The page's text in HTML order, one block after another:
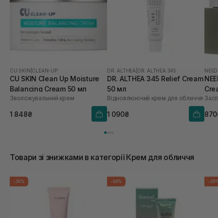
CU SKIN CLEAN-UP
CU SKIN Clean Up Moisture
Balancing Cream 50 мл
Зволожувальний крем
1 848₴
DR. ALTHEA DR. ALTHEA 345
DR. ALTHEA 345 Relief Cream
50 мл
Відновлюючий крем для обличчя
1 090₴
Товари зі знижками в категорії Крем для обличчя
-35% -50% -